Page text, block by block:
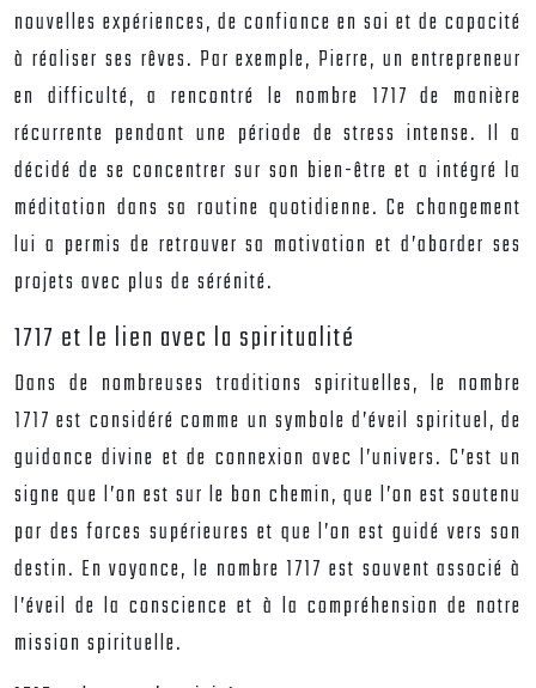
nouvelles expériences, de confiance en soi et de capacité
à réaliser ses rêves. Par exemple, Pierre, un entrepreneur
en difficulté, a rencontré le nombre 1717 de manière
récurrente pendant une période de stress intense. Il a
décidé de se concentrer sur son bien-être et a intégré la
méditation dans sa routine quotidienne. Ce changement
lui a permis de retrouver sa motivation et d’aborder ses
projets avec plus de sérénité.
1717 et le lien avec la spiritualité
Dans de nombreuses traditions spirituelles, le nombre
1717 est considéré comme un symbole d’éveil spirituel, de
guidance divine et de connexion avec l’univers. C’est un
signe que l’on est sur le bon chemin, que l’on est soutenu
par des forces supérieures et que l’on est guidé vers son
destin. En voyance, le nombre 1717 est souvent associé à
l’éveil de la conscience et à la compréhension de notre
mission spirituelle.